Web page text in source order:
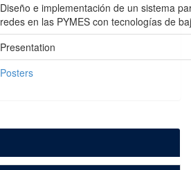
Diseño e implementación de un sistema
redes en las PYMES con tecnologías de
Presentation
Posters